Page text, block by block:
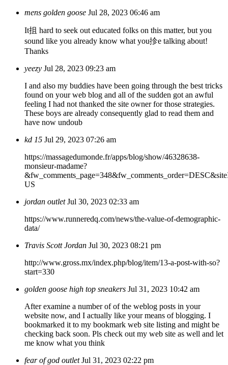
mens golden goose Jul 28, 2023 06:46 am
It抯 hard to seek out educated folks on this matter, but you
sound like you already know what you抮e talking about!
Thanks
yeezy Jul 28, 2023 09:23 am
I and also my buddies have been going through the best tricks
found on your web blog and all of the sudden got an awful
feeling I had not thanked the site owner for those strategies.
These boys are already consequently glad to read them and
have now undoub
kd 15 Jul 29, 2023 07:26 am
https://massagedumonde.fr/apps/blog/show/46328638-
monsieur-madame?
US
jordan outlet Jul 30, 2023 02:33 am
https://www.runneredq.com/news/the-value-of-demographic-
data/
Travis Scott Jordan Jul 30, 2023 08:21 pm
http://www.gross.mx/index.php/blog/item/13-a-post-with-so?
start=330
golden goose high top sneakers Jul 31, 2023 10:42 am
After examine a number of of the weblog posts in your
website now, and I actually like your means of blogging. I
bookmarked it to my bookmark web site listing and might be
checking back soon. Pls check out my web site as well and let
me know what you think
fear of god outlet Jul 31, 2023 02:22 pm